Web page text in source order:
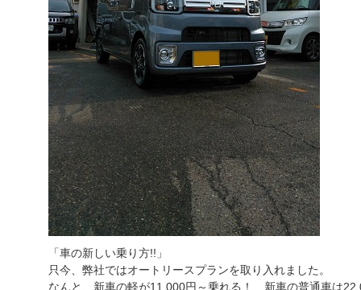
「車の新しい乗り方!!」
只今、弊社ではオートリースプランを取り入れました。
なんと、新車の軽が11,000円～乗れる！ 新車の普通車は